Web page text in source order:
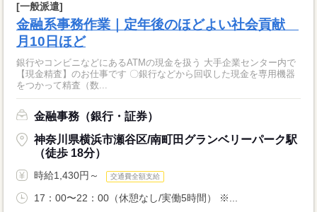
[一般派遣]
金融系事務作業｜定年後のほどよい社会貢献
月10日ほど
銀行やコンビニなどにあるATMの現金を扱う 大手企業センター内で
【現金精査】のお仕事です 〇銀行などから回収した現金を専用機器
をつかって精査（数...
金融事務（銀行・証券）
神奈川県横浜市瀬谷区/南町田グランベリーパーク駅
（徒歩 18分）
時給1,430円～ 交通費全額支給
17：00〜22：00（休憩なし/実働5時間） ※...